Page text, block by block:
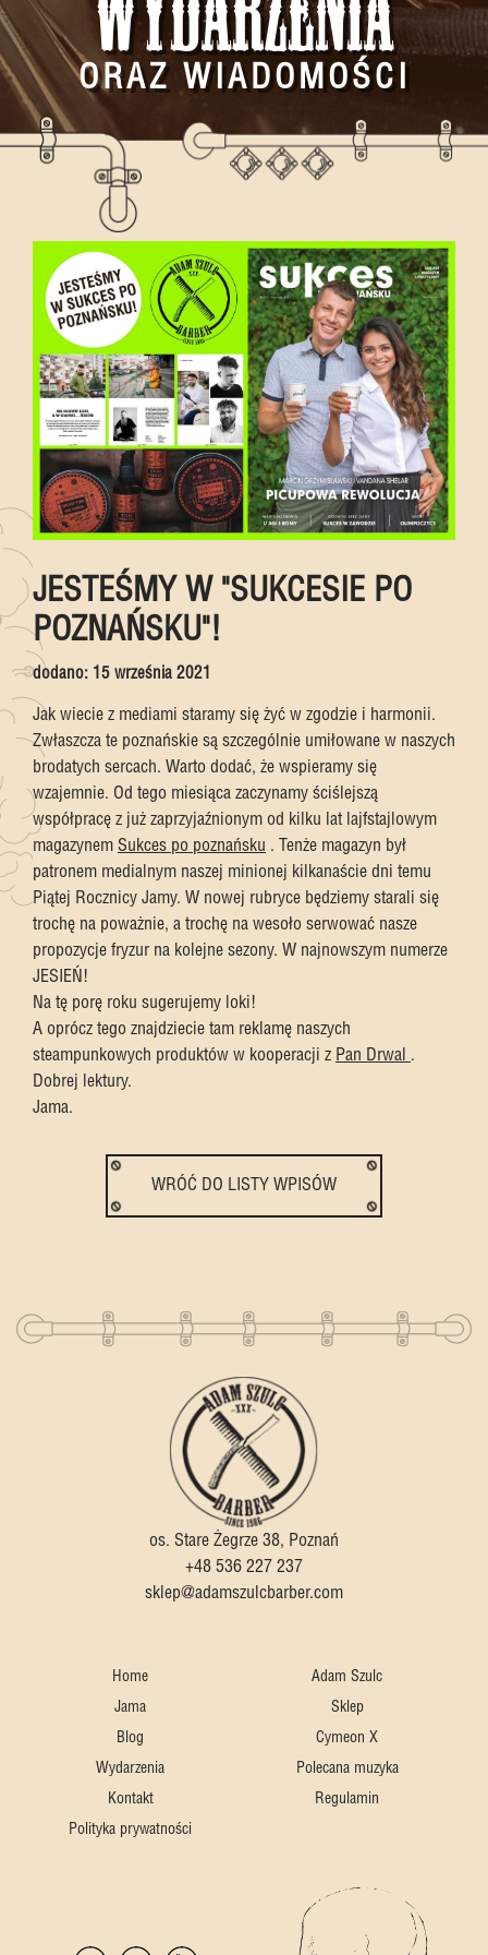
Wydarzenia
ORAZ WIADOMOŚCI
JESTEŚMY W "SUKCESIE PO
POZNAŃSKU"!
dodano: 15 września 2021
Jak wiecie z mediami staramy się żyć w zgodzie i harmonii.
Zwłaszcza te poznańskie są szczególnie umiłowane w naszych
brodatych sercach. Warto dodać, że wspieramy się
wzajemnie. Od tego miesiąca zaczynamy ściślejszą
współpracę z już zaprzyjaźnionym od kilku lat lajfstajlowym
magazynem Sukces po poznańsku . Tenże magazyn był
patronem medialnym naszej minionej kilkanaście dni temu
Piątej Rocznicy Jamy. W nowej rubryce będziemy starali się
trochę na poważnie, a trochę na wesoło serwować nasze
propozycje fryzur na kolejne sezony. W najnowszym numerze
JESIEŃ!
Na tę porę roku sugerujemy loki!
A oprócz tego znajdziecie tam reklamę naszych
steampunkowych produktów w kooperacji z Pan Drwal .
Dobrej lektury.
Jama.
WRÓĆ DO LISTY WPISÓW
os. Stare Żegrze 38, Poznań
+48 536 227 237
sklep@adamszulcbarber.com
Home
Adam Szulc
Jama
Sklep
Blog
Cymeon X
Wydarzenia
Polecana muzyka
Kontakt
Regulamin
Polityka prywatności